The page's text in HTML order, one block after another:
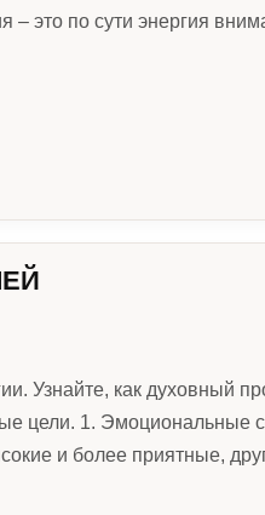
– это по сути энергия
Узнайте, как духовный
цели. 1. Эмоциональные
и более приятные,